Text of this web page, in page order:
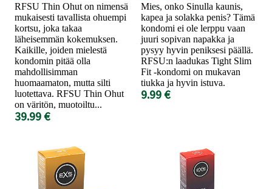
RFSU Thin Ohut on nimensä
mukaisesti tavallista ohuempi
kortsu, joka takaa
läheisemmän kokemuksen.
Kaikille, joiden mielestä
kondomin pitää olla
mahdollisimman
huomaamaton, mutta silti
luotettava. RFSU Thin Ohut
on väritön, muotoiltu...
39.99 €
Mies, onko Sinulla kaunis,
kapea ja solakka penis? Tämä
kondomi ei ole lerppu vaan
juuri sopivan napakka ja
pysyy hyvin peniksesi päällä.
RFSU:n laadukas Tight Slim
Fit -kondomi on mukavan
tiukka ja hyvin istuva.
9.99 €